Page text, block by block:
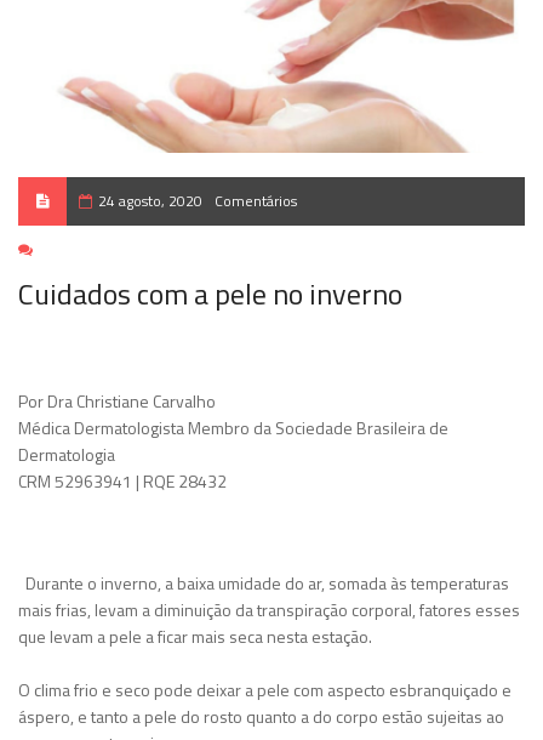
24 agosto, 2020 Comentários
Cuidados com a pele no inverno
Por Dra Christiane Carvalho
Médica Dermatologista Membro da Sociedade Brasileira de
Dermatologia
CRM 52963941 | RQE 28432
Durante o inverno, a baixa umidade do ar, somada às temperaturas
mais frias, levam a diminuição da transpiração corporal, fatores esses
que levam a pele a ficar mais seca nesta estação.
O clima frio e seco pode deixar a pele com aspecto esbranquiçado e
áspero, e tanto a pele do rosto quanto a do corpo estão sujeitas ao